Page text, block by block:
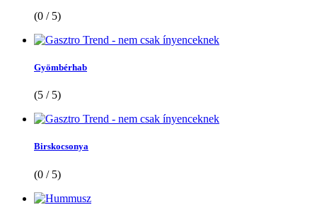
(0 / 5)
Gyömbérhab
(5 / 5)
Birskocsonya
(0 / 5)